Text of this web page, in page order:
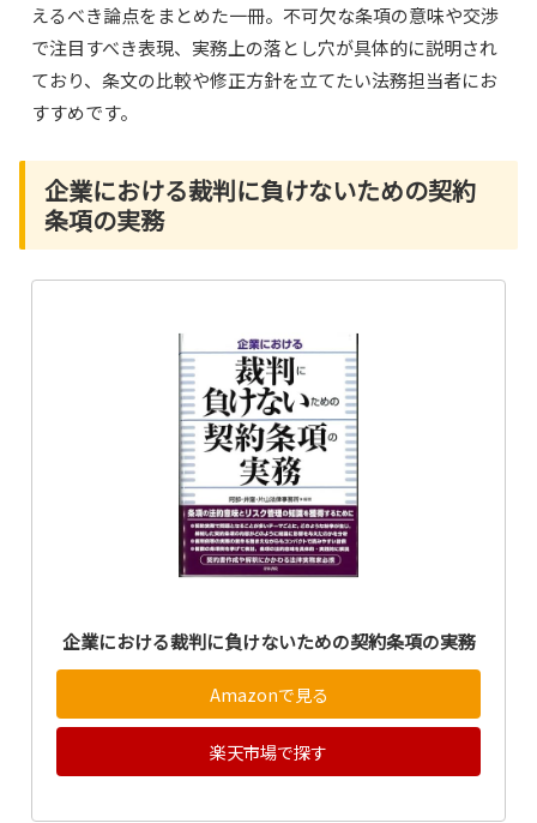
えるべき論点をまとめた一冊。不可欠な条項の意味や交渉
で注目すべき表現、実務上の落とし穴が具体的に説明され
ており、条文の比較や修正方針を立てたい法務担当者にお
すすめです。
企業における裁判に負けないための契約
条項の実務
企業における裁判に負けないための契約条項の実務
Amazonで見る
楽天市場で探す